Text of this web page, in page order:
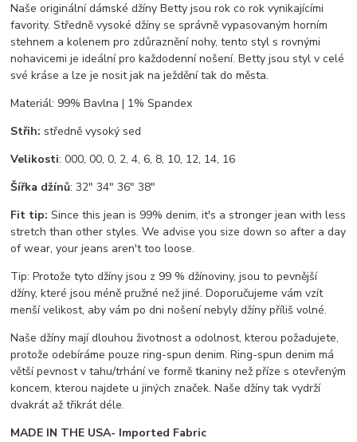
Naše originální dámské džíny Betty jsou rok co rok vynikajícími
favority. Středně vysoké džíny se správně vypasovaným horním
stehnem a kolenem pro zdůraznění nohy, tento styl s rovnými
nohavicemi je ideální pro každodenní nošení. Betty jsou styl v celé
své kráse a lze je nosit jak na ježdění tak do města.
Materiál: 99% Bavlna | 1% Spandex
Střih: středně vysoký sed
Velikosti: 000, 00, 0, 2, 4, 6, 8, 10, 12, 14, 16
Šířka džínů: 32" 34" 36" 38"
Fit tip: Since this jean is 99% denim, it's a stronger jean with less
stretch than other styles. We advise you size down so after a day
of wear, your jeans aren't too loose.
Tip: Protože tyto džíny jsou z 99 % džínoviny, jsou to pevnější
džíny, které jsou méně pružné než jiné. Doporučujeme vám vzít
menší velikost, aby vám po dni nošení nebyly džíny příliš volné.
Naše džíny mají dlouhou životnost a odolnost, kterou požadujete,
protože odebíráme pouze ring-spun denim. Ring-spun denim má
větší pevnost v tahu/trhání ve formě tkaniny než příze s otevřeným
koncem, kterou najdete u jiných značek. Naše džíny tak vydrží
dvakrát až třikrát déle.
MADE IN THE USA- Imported Fabric